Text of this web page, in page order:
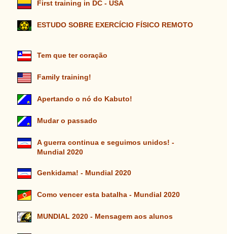
First training in DC - USA
ESTUDO SOBRE EXERCÍCIO FÍSICO REMOTO
Tem que ter coração
Family training!
Apertando o nó do Kabuto!
Mudar o passado
A guerra continua e seguimos unidos! -
Mundial 2020
Genkidama! - Mundial 2020
Como vencer esta batalha - Mundial 2020
MUNDIAL 2020 - Mensagem aos alunos